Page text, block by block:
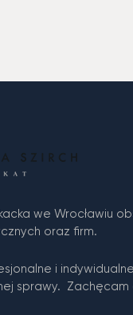
we Wrocławiu
oraz firm.
i
sprawy.